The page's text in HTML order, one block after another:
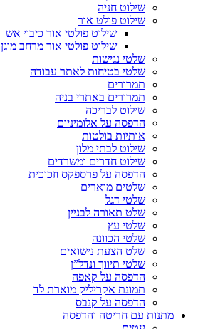
שילוט חניה
שילוט פולט אור
שילוט פולטי אור כיבוי אש
שילוט פולטי אור מרחב מוגן
שלטי נגישות
שלטי בטיחות לאתר עבודה
תמרורים
תמרורים באתרי בניה
שילוט לבריכה
הדפסה על אלומיניום
אותיות בולטות
שילוט לבתי מלון
שילוט חדרים ומשרדים
הדפסה על פרספקס וזכוכית
שלטים מוארים
שלטי דגל
שלט תאורה לבניין
שלטי עץ
שלטי הכוונה
שלט הצעת נישואים
שלטי תיווך ונדל”ן
הדפסה על קאפה
תמונת אקריליק מוארת לד
הדפסה על קנבס
מתנות עם חריטה והדפסה